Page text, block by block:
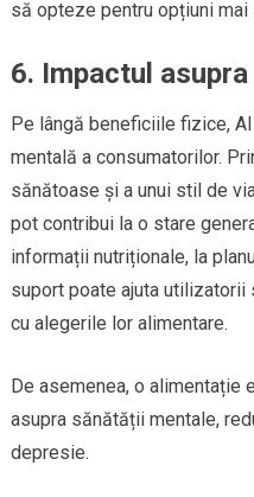
să opteze pentru opțiuni mai
6. Impactul
Pe lângă beneficiile fizice,
mentală a consumatorilor.
sănătoase și a unui stil de
pot contribui la o stare
informații nutriționale, la
suport poate ajuta
cu alegerile lor alimentare.
De asemenea, o alimentație
asupra sănătății mentale,
depresie.